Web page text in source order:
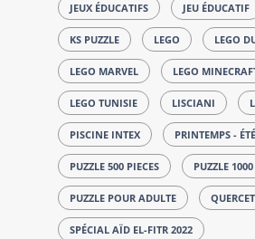
JEUX ÉDUCATIFS JEU ÉDUCATIF
KS PUZZLE LEGO LEGO
LEGO MARVEL LEGO
LEGO TUNISIE LISCIANI
PISCINE INTEX PRINTEMPS - ÉTÉ
PUZZLE 500 PIECES PUZZLE
PUZZLE POUR ADULTE
SPÉCIAL AÏD EL-FITR 2022